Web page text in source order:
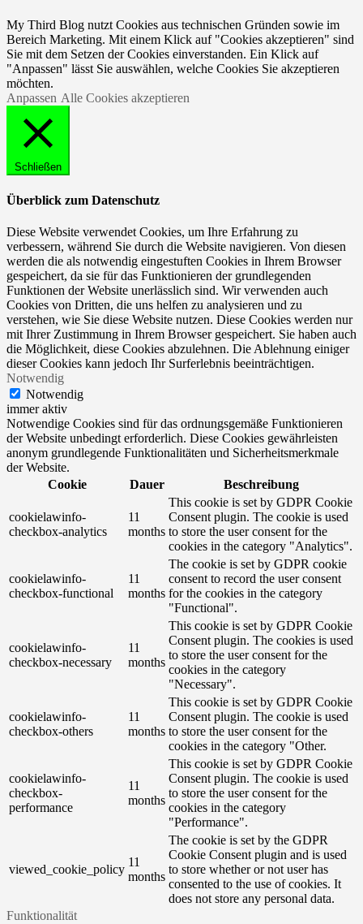
My Third Blog nutzt Cookies aus technischen Gründen sowie im
Bereich Marketing. Mit einem Klick auf "Cookies akzeptieren" sind
Sie mit dem Setzen der Cookies einverstanden. Ein Klick auf
"Anpassen" lässt Sie auswählen, welche Cookies Sie akzeptieren
möchten.
Anpassen Alle Cookies akzeptieren
Schließen
Überblick zum Datenschutz
Diese Website verwendet Cookies, um Ihre Erfahrung zu
verbessern, während Sie durch die Website navigieren. Von diesen
werden die als notwendig eingestuften Cookies in Ihrem Browser
gespeichert, da sie für das Funktionieren der grundlegenden
Funktionen der Website unerlässlich sind. Wir verwenden auch
Cookies von Dritten, die uns helfen zu analysieren und zu
verstehen, wie Sie diese Website nutzen. Diese Cookies werden nur
mit Ihrer Zustimmung in Ihrem Browser gespeichert. Sie haben auch
die Möglichkeit, diese Cookies abzulehnen. Die Ablehnung einiger
dieser Cookies kann jedoch Ihr Surferlebnis beeinträchtigen.
Notwendig
Notwendig
immer aktiv
Notwendige Cookies sind für das ordnungsgemäße Funktionieren
der Website unbedingt erforderlich. Diese Cookies gewährleisten
anonym grundlegende Funktionalitäten und Sicherheitsmerkmale
der Website.
Cookie
Dauer Beschreibung
cookielawinfo-
checkbox-analytics
11
months
This cookie is set by GDPR Cookie
Consent plugin. The cookie is used
to store the user consent for the
cookies in the category "Analytics".
cookielawinfo-
checkbox-functional
11
months
The cookie is set by GDPR cookie
consent to record the user consent
for the cookies in the category
"Functional".
cookielawinfo-
checkbox-necessary
11
months
This cookie is set by GDPR Cookie
Consent plugin. The cookies is used
to store the user consent for the
cookies in the category
"Necessary".
cookielawinfo-
checkbox-others
11
months
This cookie is set by GDPR Cookie
Consent plugin. The cookie is used
to store the user consent for the
cookies in the category "Other.
cookielawinfo-
checkbox-
performance
11
months
This cookie is set by GDPR Cookie
Consent plugin. The cookie is used
to store the user consent for the
cookies in the category
"Performance".
viewed_cookie_policy
11
months
The cookie is set by the GDPR
Cookie Consent plugin and is used
to store whether or not user has
consented to the use of cookies. It
does not store any personal data.
Funktionalität